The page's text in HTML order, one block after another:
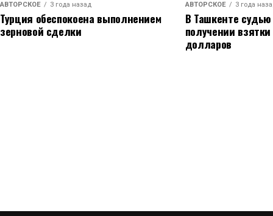
объявил жене об этом решение по телефону,
женщина вернулась в столицу, то узнала, что у
АВТОРСКОЕ 3 года назад
Турция обеспокоена выполнением
зерновой сделки
АВТОРСКОЕ 3 года
В Ташкенте
получении
долларов